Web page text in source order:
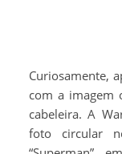
Curiosamente,
com a imagem
cabeleira. A
foto circular